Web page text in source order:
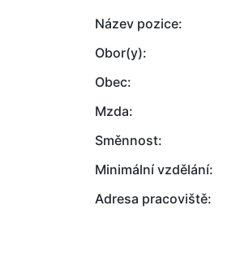
Název pozice:
Obor(y):
Obec:
Mzda:
Směnnost:
Minimální vzdělání:
Adresa pracoviště: